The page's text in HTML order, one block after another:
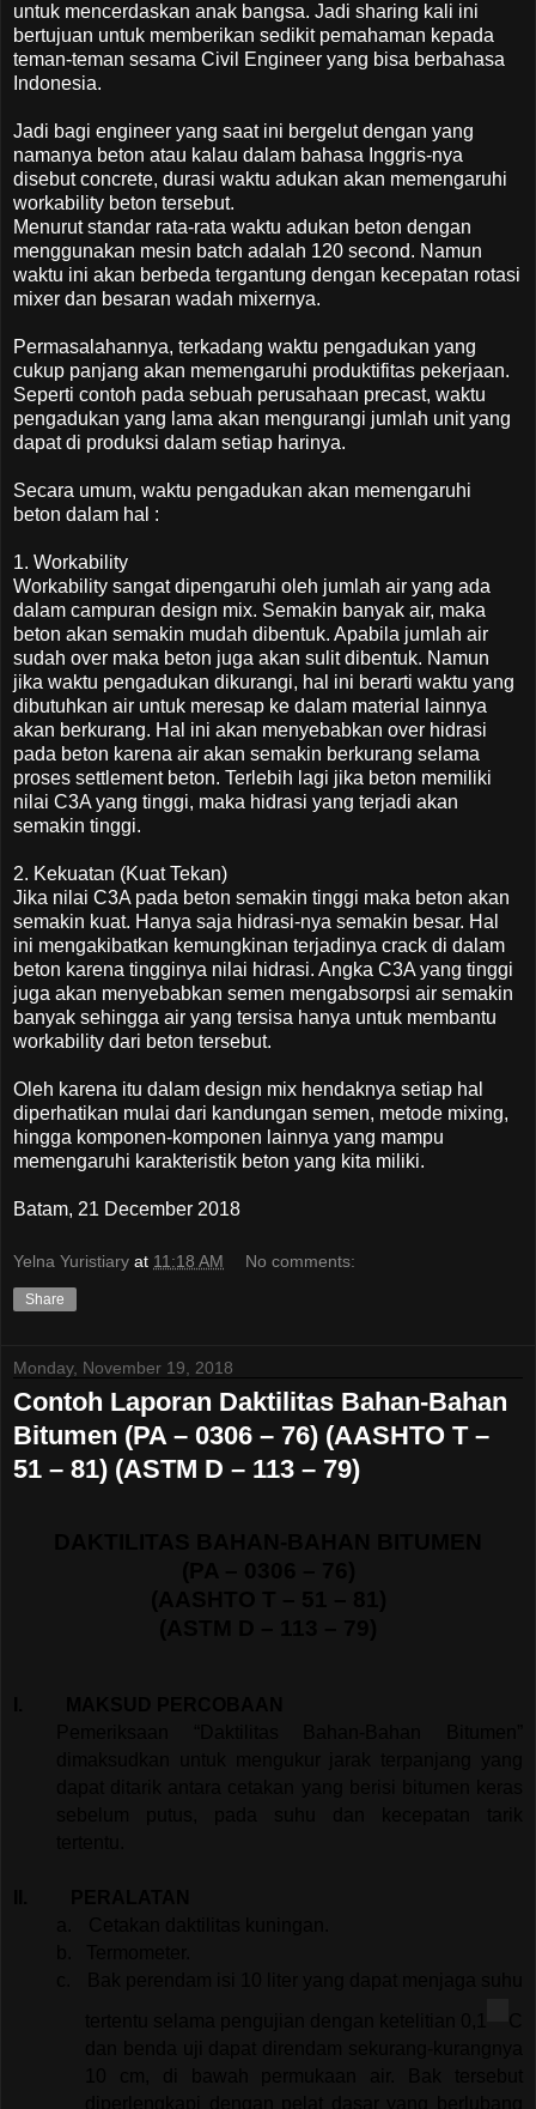
untuk mencerdaskan anak bangsa. Jadi sharing kali ini
bertujuan untuk memberikan sedikit pemahaman kepada
teman-teman sesama Civil Engineer yang bisa berbahasa
Indonesia.
Jadi bagi engineer yang saat ini bergelut dengan yang
namanya beton atau kalau dalam bahasa Inggris-nya
disebut concrete, durasi waktu adukan akan memengaruhi
workability beton tersebut.
Menurut standar rata-rata waktu adukan beton dengan
menggunakan mesin batch adalah 120 second. Namun
waktu ini akan berbeda tergantung dengan kecepatan rotasi
mixer dan besaran wadah mixernya.
Permasalahannya, terkadang waktu pengadukan yang
cukup panjang akan memengaruhi produktifitas pekerjaan.
Seperti contoh pada sebuah perusahaan precast, waktu
pengadukan yang lama akan mengurangi jumlah unit yang
dapat di produksi dalam setiap harinya.
Secara umum, waktu pengadukan akan memengaruhi
beton dalam hal :
1. Workability
Workability sangat dipengaruhi oleh jumlah air yang ada
dalam campuran design mix. Semakin banyak air, maka
beton akan semakin mudah dibentuk. Apabila jumlah air
sudah over maka beton juga akan sulit dibentuk. Namun
jika waktu pengadukan dikurangi, hal ini berarti waktu yang
dibutuhkan air untuk meresap ke dalam material lainnya
akan berkurang. Hal ini akan menyebabkan over hidrasi
pada beton karena air akan semakin berkurang selama
proses settlement beton. Terlebih lagi jika beton memiliki
nilai C3A yang tinggi, maka hidrasi yang terjadi akan
semakin tinggi.
2. Kekuatan (Kuat Tekan)
Jika nilai C3A pada beton semakin tinggi maka beton akan
semakin kuat. Hanya saja hidrasi-nya semakin besar. Hal
ini mengakibatkan kemungkinan terjadinya crack di dalam
beton karena tingginya nilai hidrasi. Angka C3A yang tinggi
juga akan menyebabkan semen mengabsorpsi air semakin
banyak sehingga air yang tersisa hanya untuk membantu
workability dari beton tersebut.
Oleh karena itu dalam design mix hendaknya setiap hal
diperhatikan mulai dari kandungan semen, metode mixing,
hingga komponen-komponen lainnya yang mampu
memengaruhi karakteristik beton yang kita miliki.
Batam, 21 December 2018
Yelna Yuristiary at 11:18 AM No comments:
Share
Monday, November 19, 2018
Contoh Laporan Daktilitas Bahan-Bahan
Bitumen (PA – 0306 – 76) (AASHTO T –
51 – 81) (ASTM D – 113 – 79)